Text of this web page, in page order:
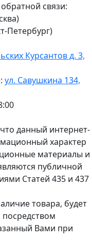
связи:
Петербург)
Курсантов д. 3,
ул. Савушкина 134,
данный интернет-
характер
материалы и
публичной
Статей 435 и 437
товара, будет
Вами при